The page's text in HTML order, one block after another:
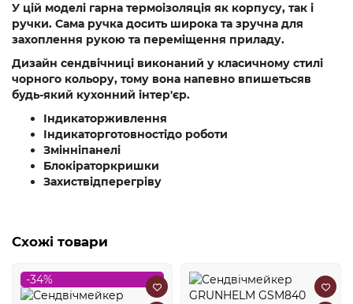
У цій моделі гарна термоізоляція як корпусу, так і
ручки. Сама ручка досить широка та зручна для
захоплення рукою та переміщення приладу.
Дизайн сендвічниці виконаний у класичному стилі
чорного кольору, тому вона напевно впишетьсяв
будь-який кухонний інтер'єр.
Індикаторживлення
Індикаторготовностідо роботи
Змінніпанелі
Блокіраторкришки
Захиствідперегріву
Схожі товари
-34%